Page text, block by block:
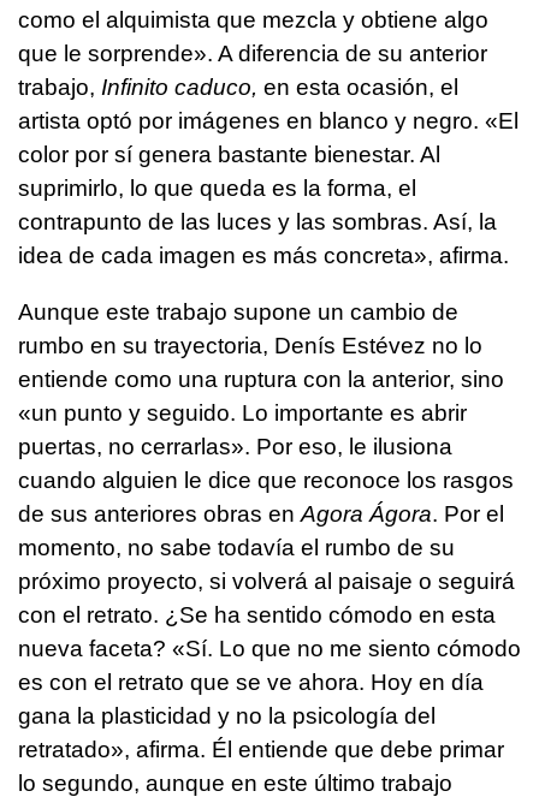
como el alquimista que mezcla y obtiene algo
que le sorprende». A diferencia de su anterior
trabajo, Infinito caduco, en esta ocasión, el
artista optó por imágenes en blanco y negro. «El
color por sí genera bastante bienestar. Al
suprimirlo, lo que queda es la forma, el
contrapunto de las luces y las sombras. Así, la
idea de cada imagen es más concreta», afirma.
Aunque este trabajo supone un cambio de
rumbo en su trayectoria, Denís Estévez no lo
entiende como una ruptura con la anterior, sino
«un punto y seguido. Lo importante es abrir
puertas, no cerrarlas». Por eso, le ilusiona
cuando alguien le dice que reconoce los rasgos
de sus anteriores obras en Agora Ágora. Por el
momento, no sabe todavía el rumbo de su
próximo proyecto, si volverá al paisaje o seguirá
con el retrato. ¿Se ha sentido cómodo en esta
nueva faceta? «Sí. Lo que no me siento cómodo
es con el retrato que se ve ahora. Hoy en día
gana la plasticidad y no la psicología del
retratado», afirma. Él entiende que debe primar
lo segundo, aunque en este último trabajo